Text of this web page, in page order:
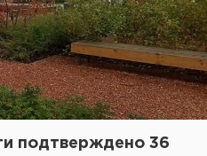
подтверждено 36